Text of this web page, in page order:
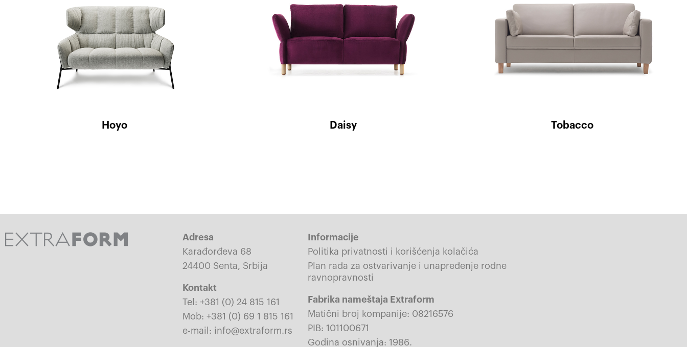
Hoyo Daisy Tobacco
Adresa
Karađorđeva 68
24400 Senta, Srbija
Kontakt
Tel: +381 (0) 24 815 161
Mob: +381 (0) 69 1 815 161
e-mail: info@extraform.rs
Informacije
Politika privatnosti i korišćenja kolačića
Plan rada za ostvarivanje i unapređenje rodne
ravnopravnosti
Fabrika nameštaja Extraform
Matični broj kompanije: 08216576
PIB: 101100671
Godina osnivanja: 1986.